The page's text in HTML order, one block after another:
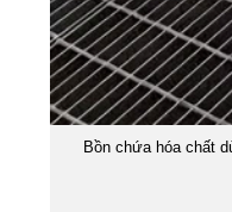
Bồn chứa hóa chất